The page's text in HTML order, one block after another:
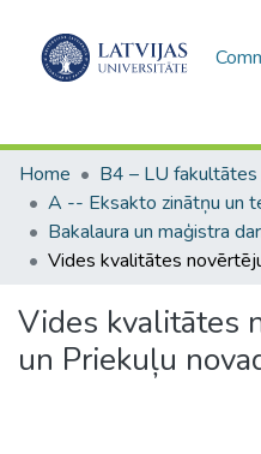
Home
Vides kvalitātes
un Priekuļu